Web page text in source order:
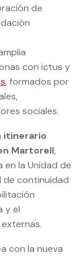
de
con ictus y
, formados por
sociales.
itinerario
Martorell,
la Unidad de
de continuidad
y el
con la nueva